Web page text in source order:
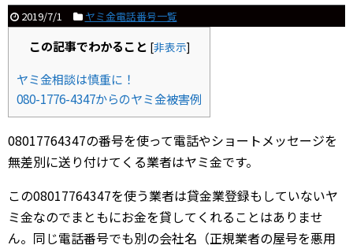
2019/7/1 ヤミ金電話番号一覧
この記事でわかること [非表示]
ヤミ金相談は慎重に！
080-1776-4347からのヤミ金被害例
08017764347の番号を使って電話やショートメッセージを
無差別に送り付けてくる業者はヤミ金です。
この08017764347を使う業者は貸金業登録もしていないヤ
ミ金なのでまともにお金を貸してくれることはありませ
ん。同じ電話番号でも別の会社名（正規業者の屋号を悪用